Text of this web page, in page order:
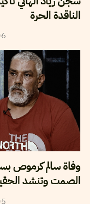
الناقدة الحرة
وفاة سالم كرموص
الصمت وتنشد